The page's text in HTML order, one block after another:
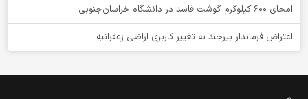
امحای ۶۰۰ کیلوگرم گوشت فاسد در دانشگاه خراسان‌جنوبی
اعتراض فرماندار بیرجند به تغییر کاربری اراضی زعفرانیه